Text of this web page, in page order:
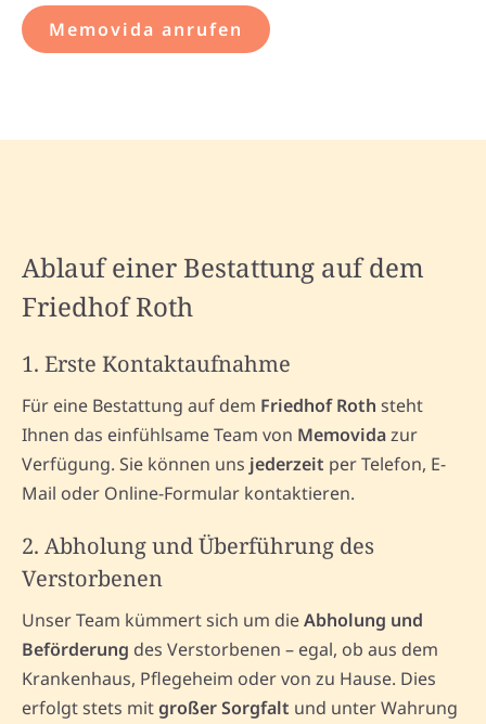
Memovida anrufen
Ablauf einer Bestattung auf dem
Friedhof Roth
1. Erste Kontaktaufnahme
Für eine Bestattung auf dem Friedhof Roth steht
Ihnen das einfühlsame Team von Memovidazur
Verfügung. Sie können uns jederzeit per Telefon, E-
Mail oder Online-Formular kontaktieren.
2. Abholung und Überführung des
Verstorbenen
Unser Team kümmert sich um dieAbholung und
Beförderung des Verstorbenen – egal, ob aus dem
Krankenhaus, Pflegeheim oder von zu Hause. Dies
erfolgt stets mitgroßer Sorgfalt und unter Wahrung